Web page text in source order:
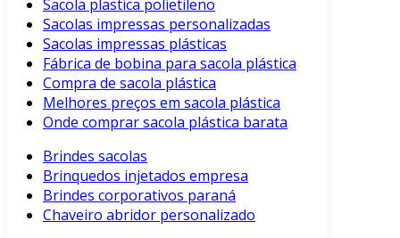
Sacola plastica polietileno
Sacolas impressas personalizadas
Sacolas impressas plásticas
Fábrica de bobina para sacola plástica
Compra de sacola plástica
Melhores preços em sacola plástica
Onde comprar sacola plástica barata
Brindes sacolas
Brinquedos injetados empresa
Brindes corporativos paraná
Chaveiro abridor personalizado